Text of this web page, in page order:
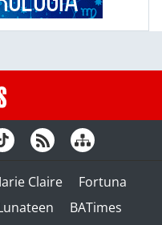
Claire
Fortuna
BATimes